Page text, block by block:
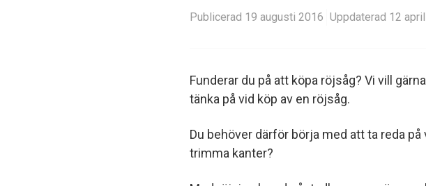
Publicerad 19 augusti 2016 Uppdaterad 12
Funderar du på att köpa röjsåg? Vi vill
tänka på vid köp av en röjsåg.
Du behöver därför börja med att ta reda
trimma kanter?